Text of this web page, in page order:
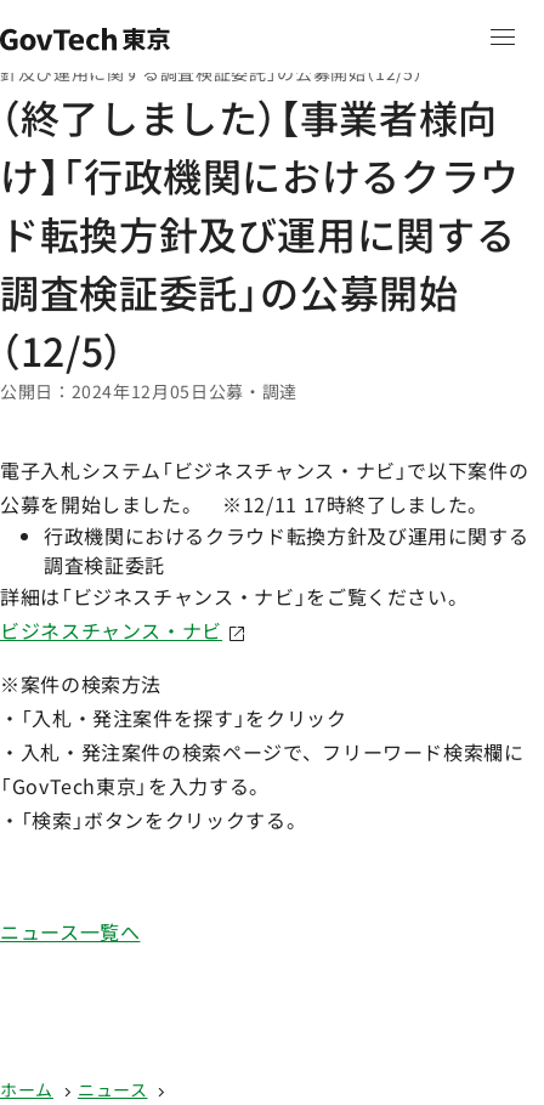
ホーム
（終了しました）【事業者様向け】「行政機関におけるクラウド転換方
針及び運用に関する調査検証委託」の公募開始（12/5）
（終了しました）【事業者様向
け】「行政機関におけるクラウ
ド転換方針及び運用に関する
調査検証委託」の公募開始
（12/5）
公開日 2024年12月05日 公募・調達
電子入札システム「ビジネスチャンス・ナビ」で以下案件の
公募を開始しました。 ※12/11 17時終了しました。
行政機関におけるクラウド転換方針及び運用に関する
調査検証委託
詳細は「ビジネスチャンス・ナビ」をご覧ください。
ビジネスチャンス・ナビ
※案件の検索方法
・「入札・発注案件を探す」をクリック
・入札・発注案件の検索ページで、フリーワード検索欄に
「GovTech東京」を入力する。
・「検索」ボタンをクリックする。
ニュース一覧へ
ホーム
ニュース